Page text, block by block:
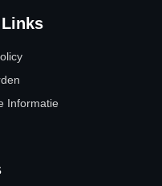
Informatie